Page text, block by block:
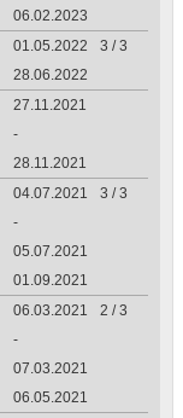
06.02.2023
01.05.2022
28.06.2022
3 / 3
27.11.2021
-
28.11.2021
04.07.2021
-
05.07.2021
01.09.2021
3 / 3
06.03.2021
-
07.03.2021
06.05.2021
2 / 3